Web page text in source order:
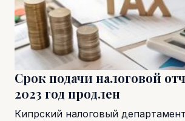
Срок подачи налоговой
2023 год продлен
Кипрский налоговый